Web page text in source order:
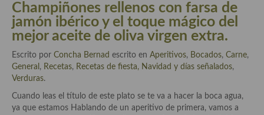
Recetas
Acompañamientos
Airfryer recetas
aditivos
Champiñones rellenos con farsa de
jamón ibérico y el toque mágico del
mejor aceite de oliva virgen extra.
Escrito por Concha Bernad escrito en Aperitivos, Bocados, Carne,
General , Recetas, Recetas de fiesta, Navidad y días señalados,
Verduras.
Cuando leas el título de este plato se te va a hacer la boca agua,
ya que estamos Hablando de un aperitivo de primera, vamos a